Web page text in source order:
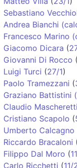
Sebastiano
Andrea Bianchi
Francesco Marino
Giacomo Dicara (
Giovanni Di Rocco (
Luigi Turci (27/1)
Paolo Tramezzani (
Graziano Battistini
Claudio Mascheretti
Cristiano Scapolo (
Umberto Calcagno
Riccardo Bracaloni
Filippo Dal Moro (
Carlo Ricchetti (11/